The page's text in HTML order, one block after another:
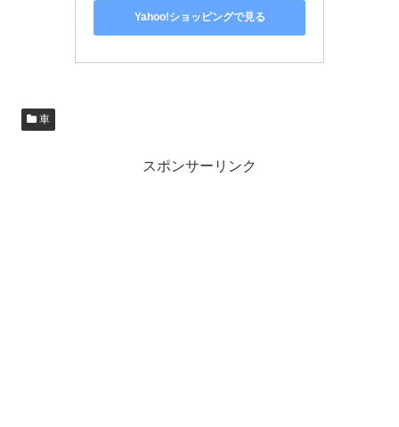
Yahoo!ショッピングで見る
車
スポンサーリンク